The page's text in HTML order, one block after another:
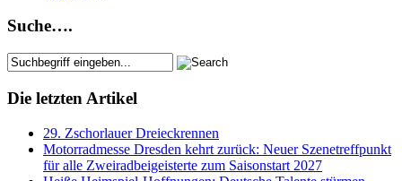
Suche….
Die letzten Artikel
29. Zschorlauer Dreieckrennen
Motorradmesse Dresden kehrt zurück: Neuer Szenetreffpunkt
für alle Zweiradbeigeisterte zum Saisonstart 2027